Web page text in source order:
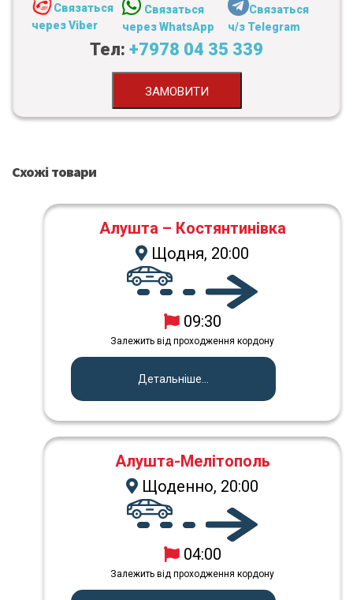
Связаться
через Viber
Связаться
через WhatsApp
Связаться
ч/з Telegram
Тел: +7978 04 35 339
ЗАМОВИТИ
Схожі товари
Алушта – Костянтинівка
Щодня, 20:00
09:30
Залежить від проходження кордону
Детальніше...
Алушта-Мелітополь
Щоденно, 20:00
04:00
Залежить від проходження кордону